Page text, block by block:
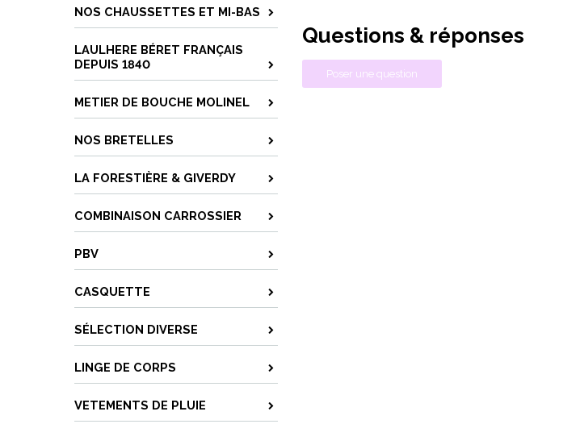
NOS CHAUSSETTES ET MI-BAS
LAULHERE BÉRET FRANÇAIS
DEPUIS 1840
METIER DE BOUCHE MOLINEL
NOS BRETELLES
LA FORESTIÈRE & GIVERDY
COMBINAISON CARROSSIER
PBV
CASQUETTE
SÉLECTION DIVERSE
LINGE DE CORPS
VETEMENTS DE PLUIE
Questions & réponses
Poser une question